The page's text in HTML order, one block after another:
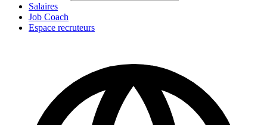
Salaires
Job Coach
Espace recruteurs